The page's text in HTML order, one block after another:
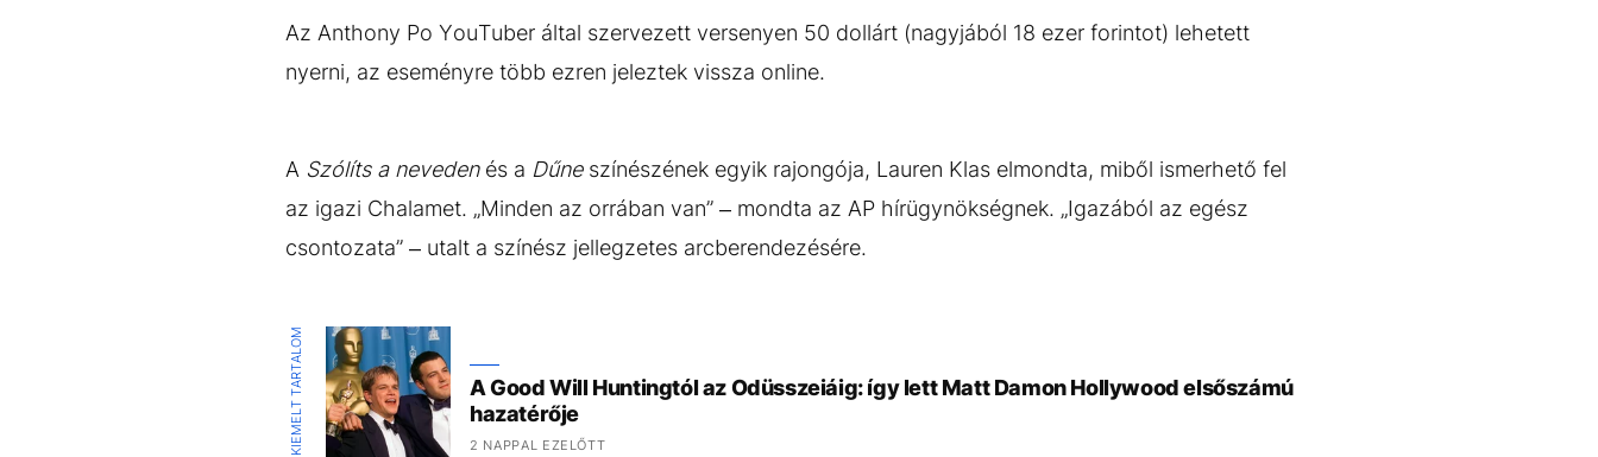
Az Anthony Po YouTuber által szervezett versenyen 50 dollárt (nagyjából 18 ezer forintot) lehetett
nyerni, az eseményre több ezren jeleztek vissza online.
A Szólíts a nevedenés a Dűneszínészének egyik rajongója, Lauren Klas elmondta, miből ismerhető fel
az igazi Chalamet. „Minden az orrában van” – mondta az AP hírügynökségnek. „Igazából az egész
csontozata” – utalt a színész jellegzetes arcberendezésére.
KIEMELT TARTALOM
A Good Will Huntingtól az Odüsszeiáig: így lett Matt Damon Hollywood elsőszámú
hazatérője
2 NAPPAL EZELŐTT